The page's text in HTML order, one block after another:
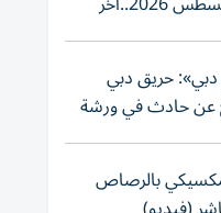
حريق دبي
عن حادث في ورشة
بالرصاص